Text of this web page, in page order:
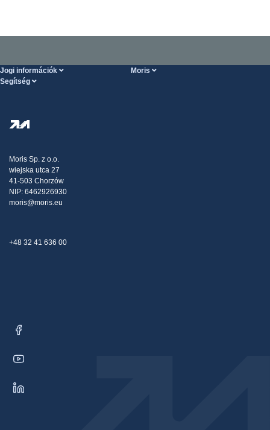
Jogi információk Moris
Segítség
Kiszállítás
Panaszok
Moris Sp. z o.o.
wiejska utca 27
41-503 Chorzów
NIP: 6462926930
moris@moris.eu
+48 32 41 636 00